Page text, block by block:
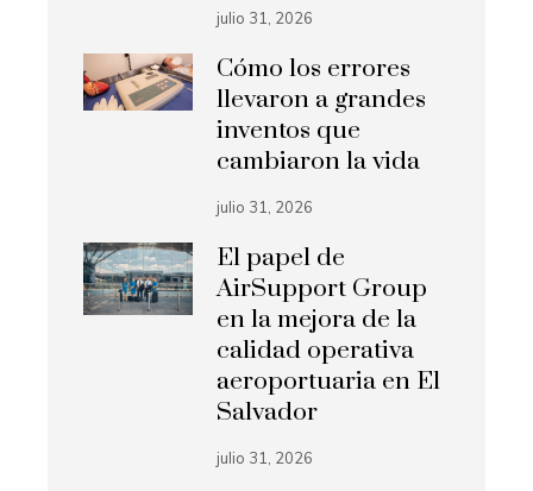
julio 31, 2026
Cómo los errores
llevaron a grandes
inventos que
cambiaron la vida
julio 31, 2026
El papel de
AirSupport Group
en la mejora de la
calidad operativa
aeroportuaria en El
Salvador
julio 31, 2026